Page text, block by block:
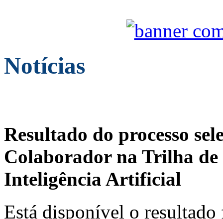
Notícias
Resultado do processo
Colaborador na Trilha de
Inteligência Artificial
Está disponível o resultado